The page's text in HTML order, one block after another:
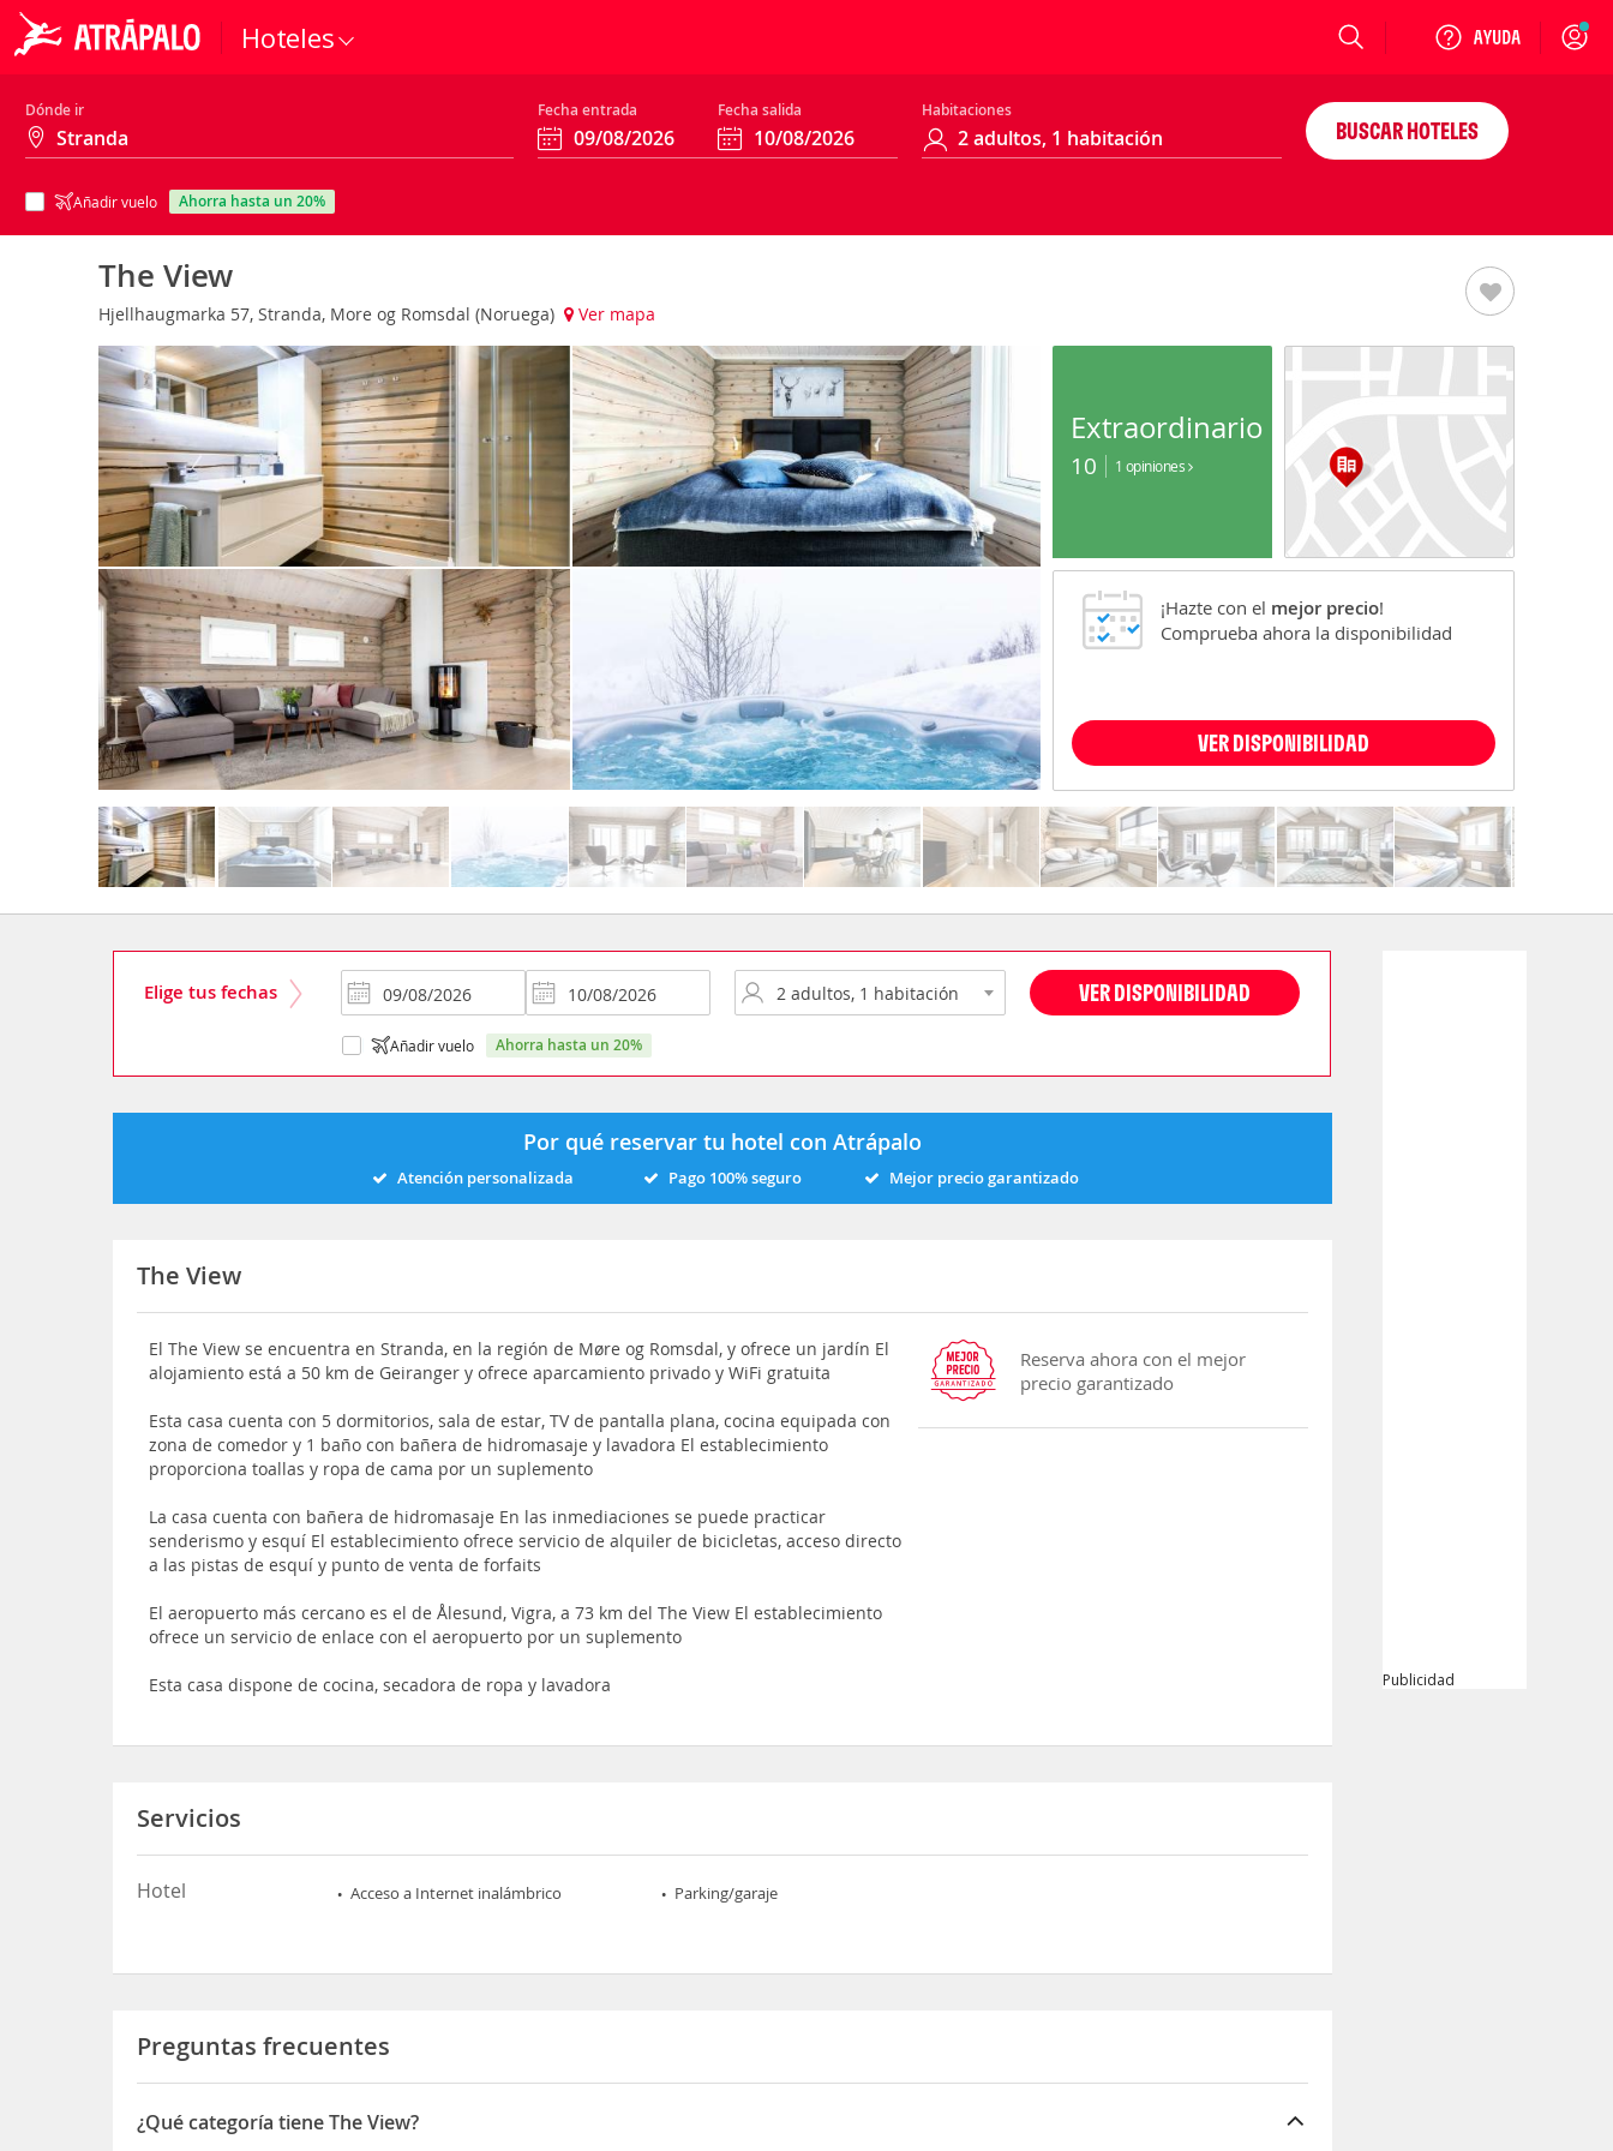
Hoteles Login
Dónde ir Fecha entrada Fecha salida Habitaciones
Añadir vuelo ahorra hasta un 20%
BUSCAR HOTELES
The View
Hjellhaugmarka 57, Stranda, More og Romsdal (Noruega) Ver mapa
Extraordinario
10 1 opiniones
¡Hazte con el mejor precio!
Comprueba ahora la disponibilidad
VER DISPONIBILIDAD
Elige tus fechas VER DISPONIBILIDAD
Añadir vuelo ahorra hasta un 20%
Por qué reservar tu hotel con Atrápalo
Atención personalizada Pago 100% seguro Mejor precio garantizado
The View
El The View se encuentra en Stranda, en la región de Møre og Romsdal, y ofrece un jardín El
alojamiento está a 50 km de Geiranger y ofrece aparcamiento privado y WiFi gratuita
Esta casa cuenta con 5 dormitorios, sala de estar, TV de pantalla plana, cocina equipada con
zona de comedor y 1 baño con bañera de hidromasaje y lavadora El establecimiento
proporciona toallas y ropa de cama por un suplemento
La casa cuenta con bañera de hidromasaje En las inmediaciones se puede practicar
senderismo y esquí El establecimiento ofrece servicio de alquiler de bicicletas, acceso directo
a las pistas de esquí y punto de venta de forfaits
El aeropuerto más cercano es el de Ålesund, Vigra, a 73 km del The View El establecimiento
ofrece un servicio de enlace con el aeropuerto por un suplemento
Esta casa dispone de cocina, secadora de ropa y lavadora
Reserva ahora con el mejor
precio garantizado
Servicios
Hotel Acceso a Internet inalámbrico Parking/garaje
Preguntas frecuentes
¿Qué categoría tiene The View?
Publicidad